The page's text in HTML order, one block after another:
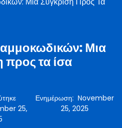
Μια
προς τα ίσα
25,
Ενημέρωση: November
25, 2025